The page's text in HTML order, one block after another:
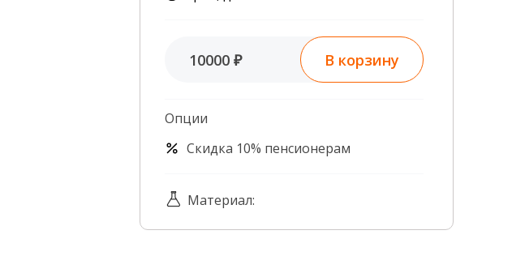
Контроль качества
10000 ₽ В корзину
Опции
Скидка 10% пенсионерам
Материал: